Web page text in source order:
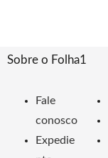
Sobre o Folha1
Fale
conosco
Expedie